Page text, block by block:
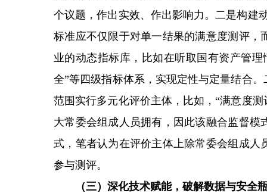
个议题，作出实效、作出影响力。二是构建
标准应不仅限于对单一结果的满意度测评
业的动态指标库，比如在听取国有资产管
全”等四级指标体系，实现定性与定量结合
范围实行多元化评价主体，比如，“满意度
大常委会组成人员拥有，因此该融合监督
式，笔者认为在评价主体上除常委会组成
参与测评。
（三）深化技术赋能，破解数据与安全